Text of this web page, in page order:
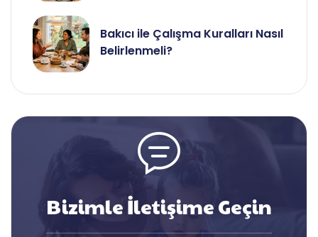
Bakıcı ile Çalışma Kuralları Nasıl
Belirlenmeli?
Bizimle İletişime Geçin